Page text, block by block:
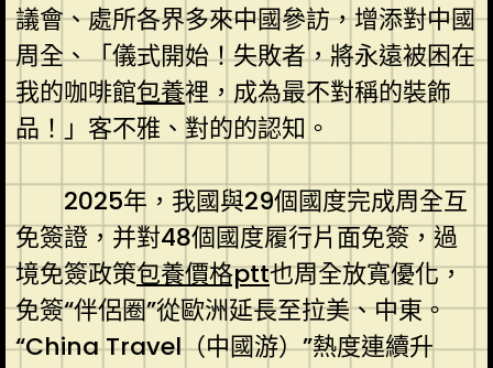
議會、處所各界多來中國參訪，增添對中國
周全、「儀式開始！失敗者，將永遠被困在
我的咖啡館包養裡，成為最不對稱的裝飾
品！」客不雅、對的的認知。
2025年，我國與29個國度完成周全互
免簽證，并對48個國度履行片面免簽，過
境免簽政策包養價格ptt也周全放寬優化，
免簽“伴侶圈”從歐洲延長至拉美、中東。
“China Travel（中國游）”熱度連續升